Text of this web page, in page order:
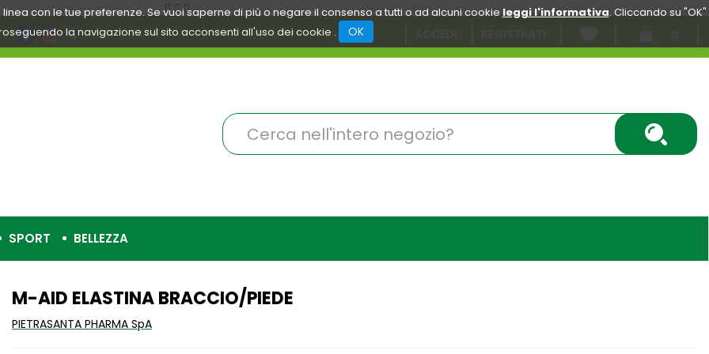
con le tue preferenze. Se vuoi saperne di più o negare il consenso a tutti o ad alcuni cookie leggi l'informativa. Cliccando su "OK"
la navigazione sul sito acconsenti all'uso dei cookie .
OK
Cerca
Prodotto
SPORT BELLEZZA
M-AID ELASTINA BRACCIO/PIEDE
PIETRASANTA PHARMA SpA